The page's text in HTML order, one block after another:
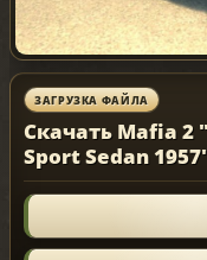
ЗАГРУЗКА ФАЙЛА
Скачать Mafia 2
Sport Sedan